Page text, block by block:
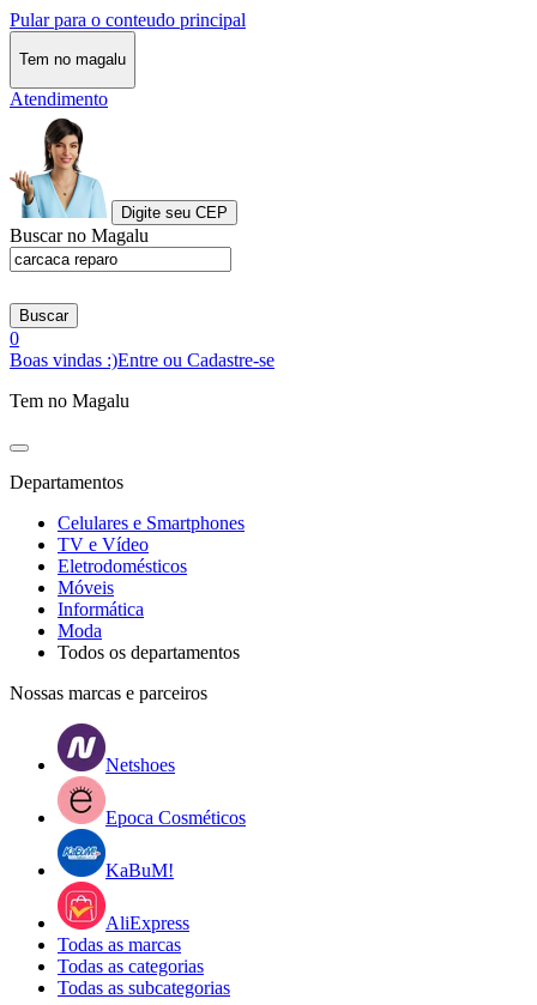
Pular para o conteudo principal
Tem no magalu
Atendimento
Digite seu CEP
Buscar no Magalu
Buscar
0
Boas vindas :)Entre ou Cadastre-se
Tem no Magalu
Departamentos
Celulares e Smartphones
TV e Vídeo
Eletrodomésticos
Móveis
Informática
Moda
Todos os departamentos
Nossas marcas e parceiros
Netshoes
Epoca Cosméticos
KaBuM!
AliExpress
Todas as marcas
Todas as categorias
Todas as subcategorias